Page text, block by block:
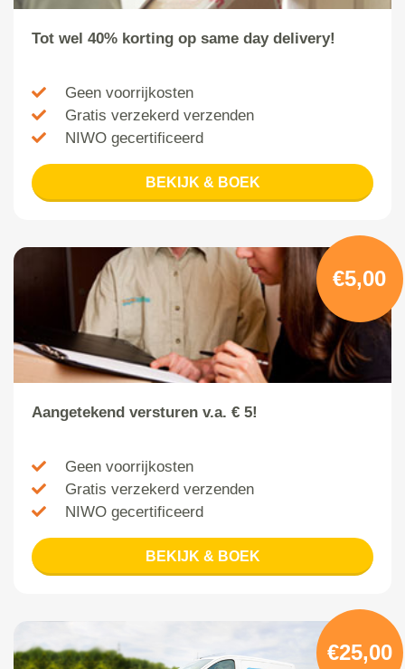
Tot wel 40% korting op same day delivery!
Geen voorrijkosten
Gratis verzekerd verzenden
NIWO gecertificeerd
BEKIJK & BOEK
€5,00
Aangetekend versturen v.a. € 5!
Geen voorrijkosten
Gratis verzekerd verzenden
NIWO gecertificeerd
BEKIJK & BOEK
€25,00